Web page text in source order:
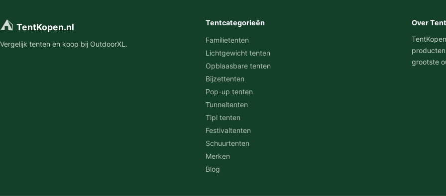
⛺ TentKopen.nl
Vergelijk tenten en koop bij OutdoorXL.
Tentcategorieën
Familietenten
Lichtgewicht tenten
Opblaasbare tenten
Bijzettenten
Pop-up tenten
Tunneltenten
Tipi tenten
Festivaltenten
Schuurtenten
Merken
Blog
Over
grootste